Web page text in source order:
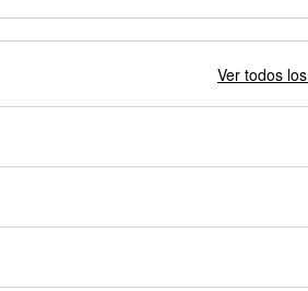
Ver todos
probarse dentro o fuera del vehículo y
de nuestros profesionales te ayudará a
en el estacionamiento, o